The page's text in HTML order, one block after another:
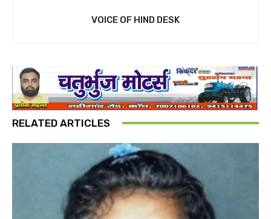
VOICE OF HIND DESK
RELATED ARTICLES